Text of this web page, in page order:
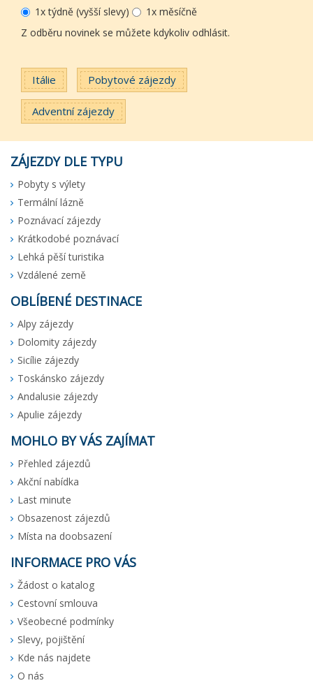
1x týdně (vyšší slevy)
1x měsíčně
Z odběru novinek se můžete kdykoliv odhlásit.
Itálie Pobytové zájezdy
Adventní zájezdy
ZÁJEZDY DLE TYPU
Pobyty s výlety
Termální lázně
Poznávací zájezdy
Krátkodobé poznávací
Lehká pěší turistika
Vzdálené země
OBLÍBENÉ DESTINACE
Alpy zájezdy
Dolomity zájezdy
Sicílie zájezdy
Toskánsko zájezdy
Andalusie zájezdy
Apulie zájezdy
MOHLO BY VÁS ZAJÍMAT
Přehled zájezdů
Akční nabídka
Last minute
Obsazenost zájezdů
Místa na doobsazení
INFORMACE PRO VÁS
Žádost o katalog
Cestovní smlouva
Všeobecné podmínky
Slevy, pojištění
Kde nás najdete
O nás